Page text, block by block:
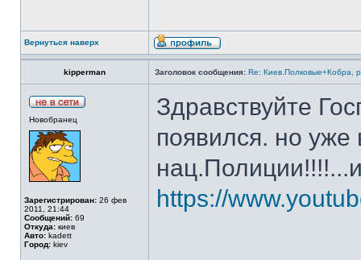
Вернуться наверх
kipperman Заголовок сообщения: Re: Киев.Полковые+Кобра,
Новобранец
Зарегистрирован: 26 фев
2011, 21:44
Сообщений: 69
Откуда: киев
Авто: kadett
Город: kiev
Здравствуйте
появился. но уже
https://